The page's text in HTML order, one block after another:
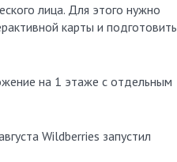
лица. Для этого нужно
карты и подготовить
на 1 этаже с отдельным
Wildberries запустил